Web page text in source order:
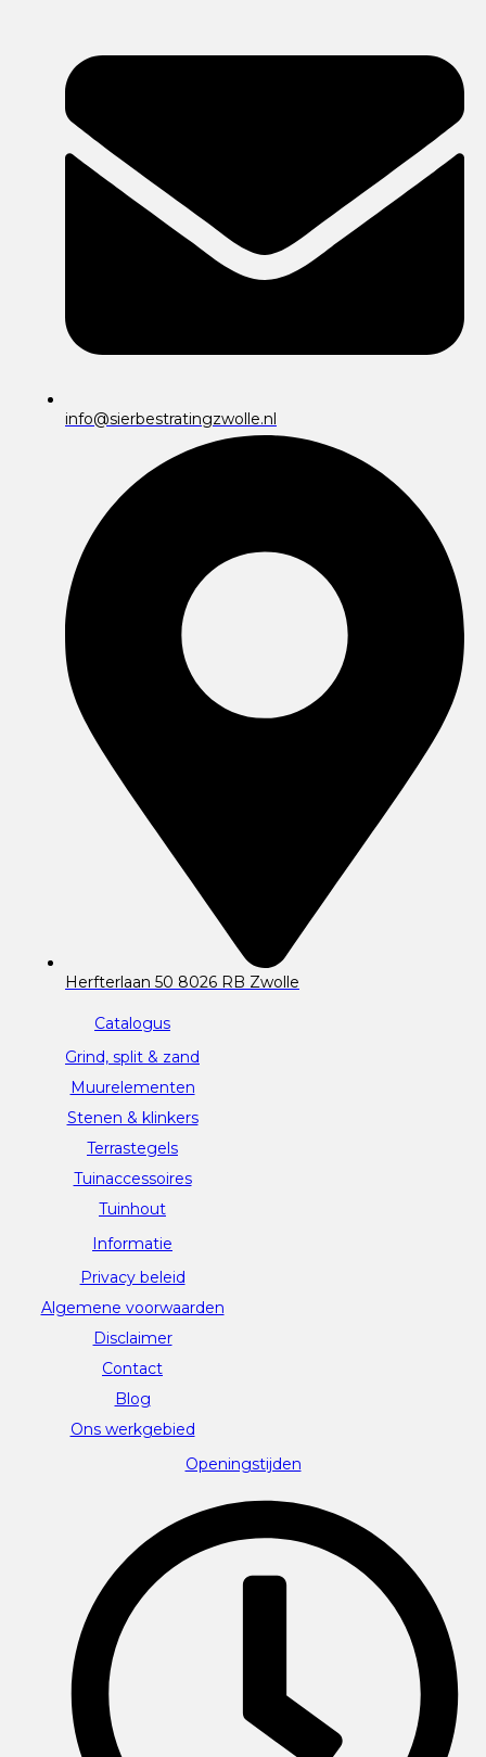
info@sierbestratingzwolle.nl
Herfterlaan 50 8026 RB Zwolle
Catalogus
Grind, split & zand
Muurelementen
Stenen & klinkers
Terrastegels
Tuinaccessoires
Tuinhout
Informatie
Privacy beleid
Algemene voorwaarden
Disclaimer
Contact
Blog
Ons werkgebied
Openingstijden